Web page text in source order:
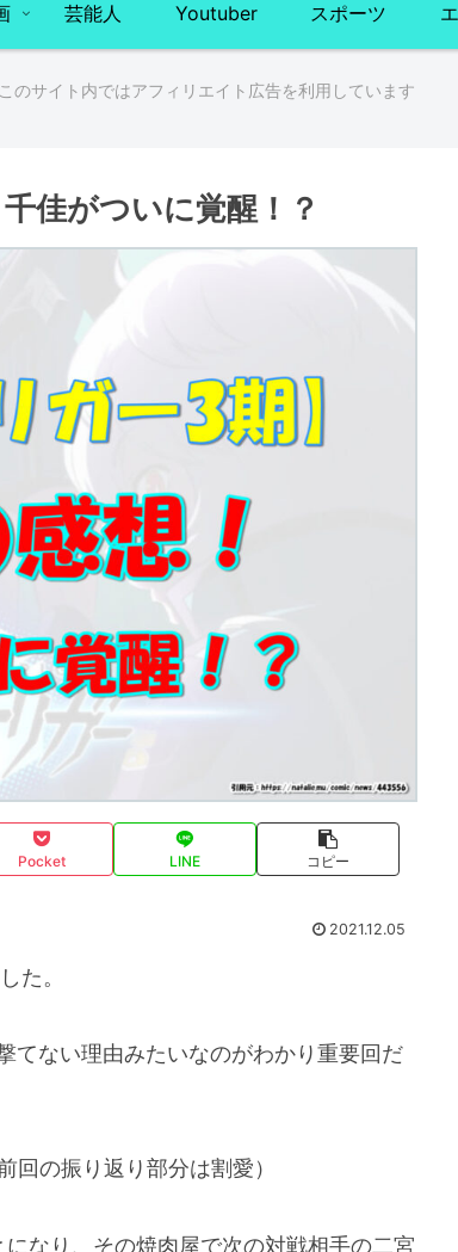
芸能人 Youtuber スポーツ
このサイト内ではアフィリエイト広告を利用しています
佳がついに覚醒！？
Pocket LINE コピー
2021.12.05
た。
てない理由みたいなのがわかり重要回だ
の振り返り部分は割愛）
なり、その焼肉屋で次の対戦相手の二宮